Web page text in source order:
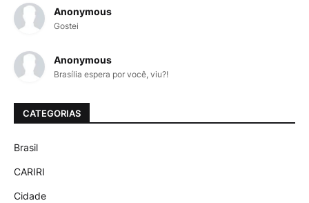
Anonymous
Gostei
Anonymous
Brasília espera por você, viu?!
CATEGORIAS
Brasil
CARIRI
Cidade